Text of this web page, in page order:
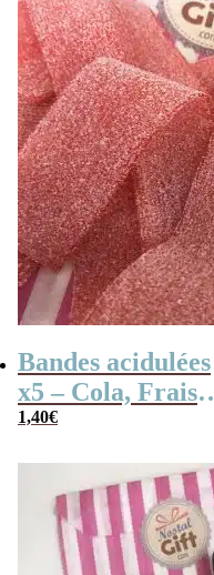
Bandes acidulées
x5 – Cola, Fraise,
Framboise,
couleurs
1,40€